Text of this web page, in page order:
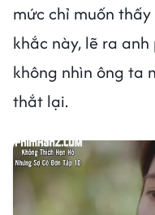
mức chỉ muốn
khắc này, lẽ ra
không nhìn ông ta
thắt lại.